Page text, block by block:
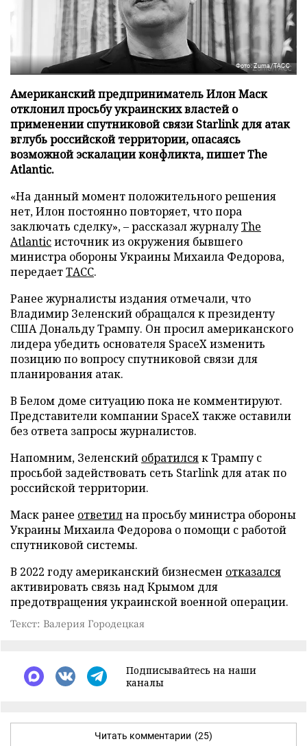
Фото: Zuma/ТАСС
Американский предприниматель Илон Маск
отклонил просьбу украинских властей о
применении спутниковой связи Starlink для атак
вглубь российской территории, опасаясь
возможной эскалации конфликта, пишет The
Atlantic.
«На данный момент положительного решения
нет, Илон постоянно повторяет, что пора
заключать сделку», – рассказал журналуThe
Atlanticисточник из окружения бывшего
министра обороны Украины Михаила Федорова,
передаетТАСС.
Ранее журналисты издания отмечали, что
Владимир Зеленский обращался к президенту
США Дональду Трампу. Он просил американского
лидера убедить основателя SpaceX изменить
позицию по вопросу спутниковой связи для
планирования атак.
В Белом доме ситуацию пока не комментируют.
Представители компании SpaceX также оставили
без ответа запросы журналистов.
Напомним, Зеленский обратилсяк Трампу с
просьбой задействовать сеть Starlink для атак по
российской территории.
Маск ранее ответилна просьбу министра обороны
Украины Михаила Федорова о помощи с работой
спутниковой системы.
В 2022 году американский бизнесмен отказался
активировать связь над Крымом для
предотвращения украинской военной операции.
Текст: Валерия Городецкая
Подписывайтесь на наши
каналы
Читать комментарии (25)